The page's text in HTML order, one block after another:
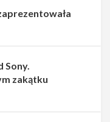
Sony.
zakątku